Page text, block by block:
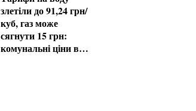
злетіли до 91,24 грн/
куб, газ може
сягнути 15 грн:
комунальні ціни в